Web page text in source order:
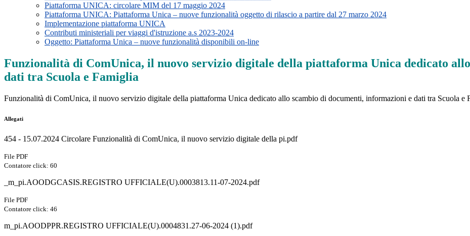
Piattaforma UNICA: circolare MIM del 17 maggio 2024
Piattaforma UNICA: Piattaforma Unica – nuove funzionalità oggetto di rilascio a partire dal 27 marzo 2024
Implementazione piattaforma UNICA
Contributi ministeriali per viaggi d'istruzione a.s 2023-2024
Oggetto: Piattaforma Unica – nuove funzionalità disponibili on-line
Funzionalità di ComUnica, il nuovo servizio digitale della piattaforma Unica dedicato
dati tra Scuola e Famiglia
Funzionalità di ComUnica, il nuovo servizio digitale della piattaforma Unica dedicato allo scambio di documenti, informazioni e dati tra Scuola e
Allegati
454 - 15.07.2024 Circolare Funzionalità di ComUnica, il nuovo servizio digitale della pi.pdf
File PDF
Contatore click: 60
_m_pi.AOODGCASIS.REGISTRO UFFICIALE(U).0003813.11-07-2024.pdf
File PDF
Contatore click: 46
m_pi.AOODPPR.REGISTRO UFFICIALE(U).0004831.27-06-2024 (1).pdf